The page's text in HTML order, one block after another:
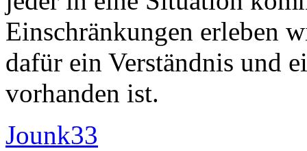
Einschränkungen erleben
dafür ein Verständnis und
vorhanden ist.
Jounk33